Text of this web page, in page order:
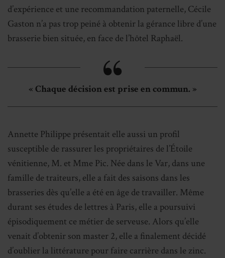
d’expérience et une recommandation paternelle, Cécile
Gaston n’a pas trop peiné à obtenir la gérance libre d’une
brasserie bien située, en face de l’hôtel Raphaël.
« Chaque décision est prise en commun. »
Annette Philippe présentait elle aussi un profil
susceptible de rassurer les propriétaires de l’Étoile
vénitienne, M. et Mme Pic. Née dans le Var, dans une
famille de traiteurs, elle a fait des saisons dans les
brasseries dès qu’elle a été en âge de travailler. Même
durant ses études de lettres à Paris, elle a poursuivi
épisodiquement ce métier de serveuse. Alors qu’elle
venait d’obtenir son master 2, elle a finalement décidé
d’oublier la littérature pour faire carrière dans le zinc.